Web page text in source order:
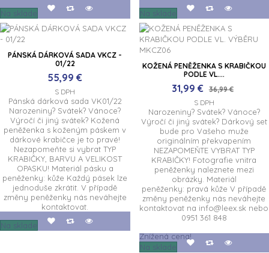
Na sklade
Na sklade
PÁNSKÁ DÁRKOVÁ SADA VKCZ -
01/22
55,99 €
S DPH
Pánská dárková sada VK01/22
Narozeniny? Svátek? Vánoce?
Výročí či jiný svátek? Kožená
peněženka s koženým páskem v
dárkové krabičce je to pravé!
Nezapomeňte si vybrat TYP
KRABIČKY, BARVU A VELIKOST
OPASKU! Materiál pásku a
peněženky: kůže Každý pásek lze
jednoduše zkrátit. V případě
změny peněženky nás neváhejte
kontaktovat.
Na sklade
KOŽENÁ PENĚŽENKA S KRABIČKOU
PODLE VL....
31,99 € 36,99 €
S DPH
Narozeniny? Svátek? Vánoce?
Výročí či jiný svátek? Dárkový set
bude pro Vašeho muže
originálním překvapením
NEZAPOMEŇTE VYBRAT TYP
KRABIČKY! Fotografie vnitra
peněženky naleznete mezi
obrázky. Materiál
peněženky: pravá kůže V případě
změny peněženky nás neváhejte
kontaktovat na info@leex.sk nebo
0951 361 848
Znížená cena!
Na sklade